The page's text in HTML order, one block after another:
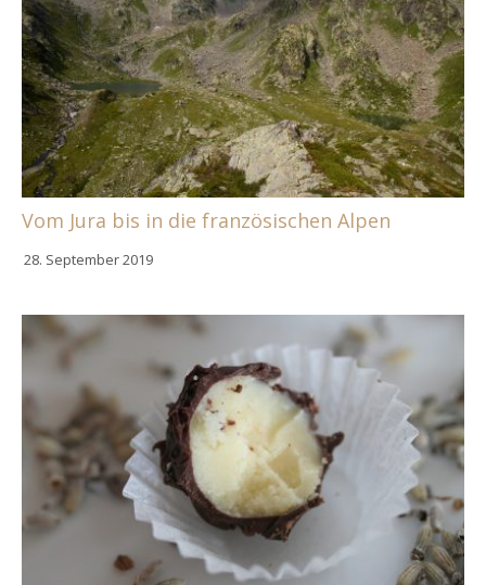
Vom Jura bis in die französischen Alpen
28. September 2019